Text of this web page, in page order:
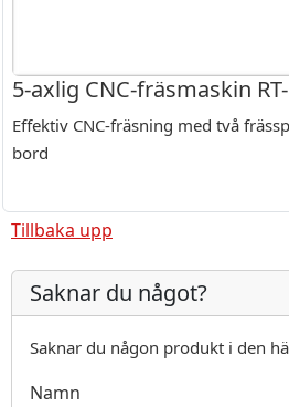
5-axlig CNC-fräsmaskin
Effektiv CNC-fräsning med två
bord
Tillbaka upp
Saknar du något?
Saknar du någon produkt i den
Namn